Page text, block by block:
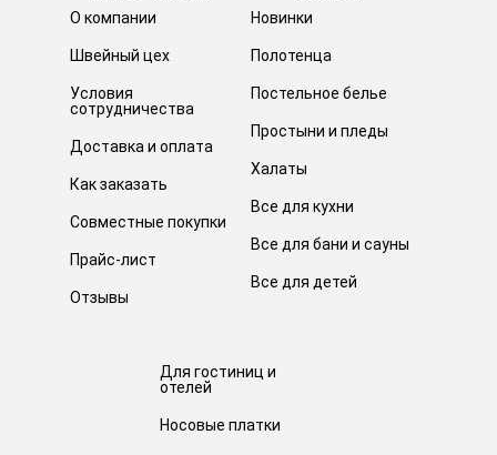
О компании
Швейный цех
Условия
сотрудничества
Доставка и оплата
Как заказать
Совместные покупки
Прайс-лист
Отзывы
Новинки
Полотенца
Постельное белье
Простыни и пледы
Халаты
Все для кухни
Все для бани и сауны
Все для детей
Для гостиниц и
отелей
Носовые платки